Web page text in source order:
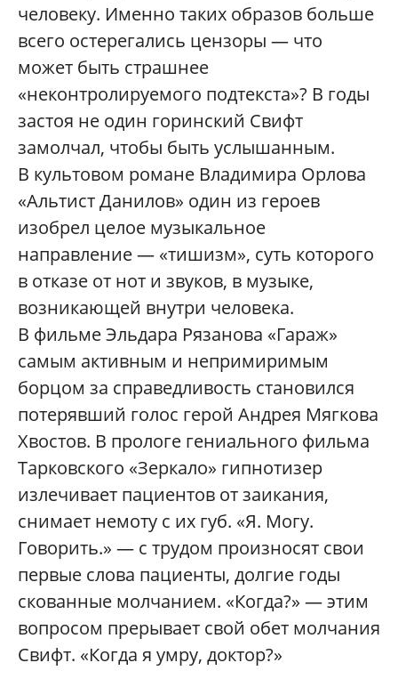
человеку. Именно таких образов больше
всего остерегались цензоры — что
может быть страшнее
«неконтролируемого подтекста»? В годы
застоя не один горинский Свифт
замолчал, чтобы быть услышанным.
В культовом романе Владимира Орлова
«Альтист Данилов» один из героев
изобрел целое музыкальное
направление — «тишизм», суть которого
в отказе от нот и звуков, в музыке,
возникающей внутри человека.
В фильме Эльдара Рязанова «Гараж»
самым активным и непримиримым
борцом за справедливость становился
потерявший голос герой Андрея Мягкова
Хвостов. В прологе гениального фильма
Тарковского «Зеркало» гипнотизер
излечивает пациентов от заикания,
снимает немоту с их губ. «Я. Могу.
Говорить.» — с трудом произносят свои
первые слова пациенты, долгие годы
скованные молчанием. «Когда?» — этим
вопросом прерывает свой обет молчания
Свифт. «Когда я умру, доктор?»